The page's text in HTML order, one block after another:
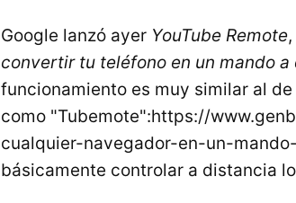
Google lanzó ayer YouTube Remote
convertir tu teléfono en un mando
funcionamiento es muy similar al
como "Tubemote":https://
cualquier-navegador-en-un-
básicamente controlar a distancia